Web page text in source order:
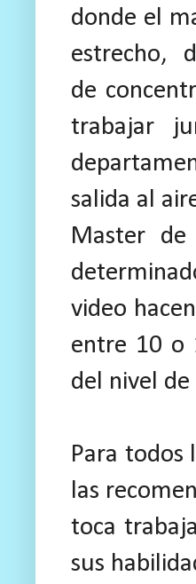
donde el
estrecho,
de
trabajar
salida al
Master
video
entre 10 o
del nivel
Para todos
las
toca
sus